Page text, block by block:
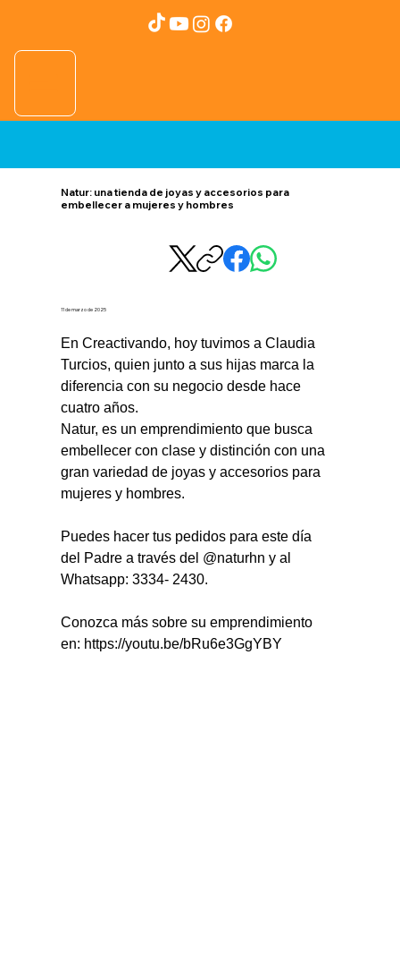
Natur: una tienda de joyas y accesorios para
embellecer a mujeres y hombres
11 de marzo de 2025
En Creactivando, hoy tuvimos a Claudia
Turcios, quien junto a sus hijas marca la
diferencia con su negocio desde hace
cuatro años.
Natur, es un emprendimiento que busca
embellecer con clase y distinción con una
gran variedad de joyas y accesorios para
mujeres y hombres.
Puedes hacer tus pedidos para este día
del Padre a través del @naturhn y al
Whatsapp: 3334- 2430.
Conozca más sobre su emprendimiento
en: https://youtu.be/bRu6e3GgYBY